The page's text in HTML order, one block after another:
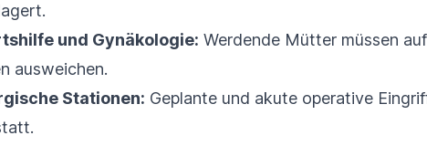
und Gynäkologie: Werdende Mütter müssen
ausweichen.
Stationen: Geplante und akute operative